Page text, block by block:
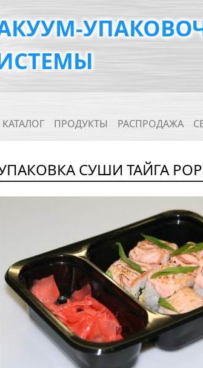
Main navigation
КАТАЛОГ ПРОДУКТЫ РАСПРОДАЖА
СУШИ ТАЙГА